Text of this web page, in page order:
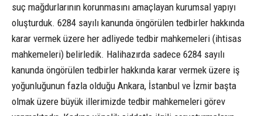
suç mağdurlarının korunmasını amaçlayan kurumsal yapıyı
oluşturduk. 6284 sayılı kanunda öngörülen tedbirler hakkında
karar vermek üzere her adliyede tedbir mahkemeleri (ihtisas
mahkemeleri) belirledik. Halihazırda sadece 6284 sayılı
kanunda öngörülen tedbirler hakkında karar vermek üzere iş
yoğunluğunun fazla olduğu Ankara, İstanbul ve İzmir başta
olmak üzere büyük illerimizde tedbir mahkemeleri görev